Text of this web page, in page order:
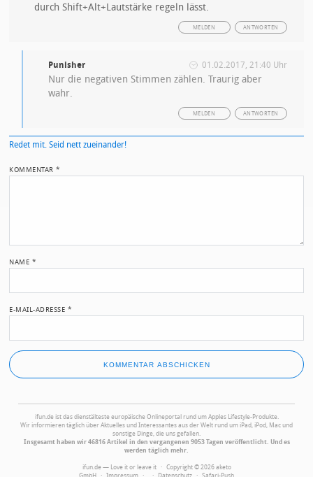
durch Shift+Alt+Lautstärke regeln lässt.
ANTWORTEN
MELDEN
Punisher 01.02.2017, 21:40 Uhr
Nur die negativen Stimmen zählen. Traurig aber
wahr.
ANTWORTEN
MELDEN
Redet mit. Seid nett zueinander!
KOMMENTAR*
NAME *
E-MAIL-ADRESSE *
ifun.de ist das dienstälteste europäische Onlineportal rund um Apples Lifestyle-Produkte.
Wir informieren täglich über Aktuelles und Interessantes aus der Welt rund um iPad, iPod, Mac und
sonstige Dinge, die uns gefallen.
Insgesamt haben wir 46816 Artikel in den vergangenen 9053 Tagen veröffentlicht. Und es
werden täglich mehr.
ifun.de — Love it or leave it · Copyright © 2026 aketo
GmbH · Impressum · · Datenschutz · Safari-Push